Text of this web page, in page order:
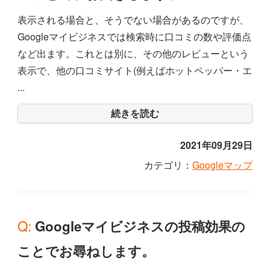
表示される場合と、そうでない場合があるのですが、
Googleマイビジネスでは検索時に口コミの数や評価点
など出ます。これとは別に、その他のレビューという
表示で、他の口コミサイト(例えばホットペッパー・エ
...
続きを読む
2021年09月29日
カテゴリ： Googleマップ
Q: Googleマイビジネスの投稿効果の
ことでお尋ねします。